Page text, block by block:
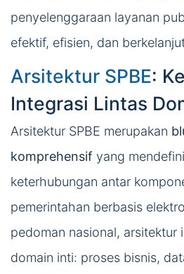
penyelenggaraan layanan
efektif, efisien, dan
Arsitektur SPBE:
Integrasi Lintas
Arsitektur SPBE merupakan
komprehensif yang
keterhubungan antar
pemerintahan berbasis
pedoman nasional, arsitektur
domain inti: proses bisnis,